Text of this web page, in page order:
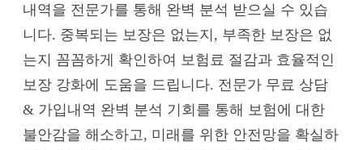
내역을 전문가를 통해 완벽 분석 받으실 수 있습
니다. 중복되는 보장은 없는지, 부족한 보장은 없
는지 꼼꼼하게 확인하여 보험료 절감과 효율적인
보장 강화에 도움을 드립니다. 전문가 무료 상담
& 가입내역 완벽 분석 기회를 통해 보험에 대한
불안감을 해소하고, 미래를 위한 안전망을 확실하